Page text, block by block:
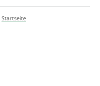
Startseite